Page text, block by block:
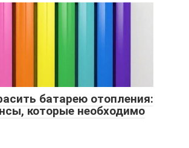
батарею отопления:
которые необходимо